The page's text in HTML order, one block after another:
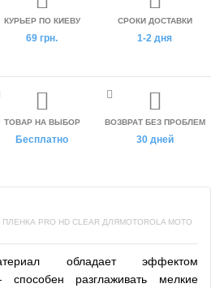
КУРЬЕР ПО КИЕВУ
69 грн.
СРОКИ ДОСТАВКИ
1-2 дня
ТОВАР НА ВЫБОР
Бесплатно
ВОЗВРАТ БЕЗ ПРОБЛЕМ
30 дней
PRO HD CLEAR ДЛЯMOTOROLA MOTO
обладает эффектом
способен разглаживать мелкие